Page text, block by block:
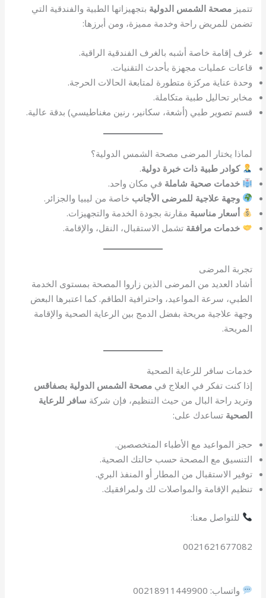
تتميزمصحة الشمس الدولية بتجهيزاتها الطبية والفندقية التي
تضمن للمريض راحة وخدمة مميزة، ومن أبرزها:
غرف إقامة خاصة أشبه بالغرف الفندقية الراقية.
قاعات عمليات مجهزة بأحدث التقنيات.
وحدة عناية مركزة متطورة لمتابعة الحالات الحرجة.
مخابر تحاليل طبية متكاملة.
قسم تصوير طبي (أشعة، سكانير، رنين مغناطيسي) بدقة عالية.
لماذا يختار المرضى مصحة الشمس الدولية؟
كوادر طبية ذات خبرة دولية.
خدمات صحية شاملة في مكان واحد.
وجهة علاجية للمرضى الأجانب خاصة من ليبيا والجزائر.
أسعار مناسبة مقارنة بجودة الخدمة والتجهيزات.
خدمات مرافقة تشمل الاستقبال، النقل، والإقامة.
تجربة المرضى
أشاد العديد من المرضى الذين زاروا المصحة بمستوى الخدمة
الطبي، سرعة المواعيد، واحترافية الطاقم. كما اعتبرها البعض
وجهة علاجية مريحة بفضل الدمج بين الرعاية الصحية والإقامة
المريحة.
خدمات سافر للرعاية الصحية
إذا كنت تفكر في العلاج فيمصحة الشمس الدولية بصفاقس
وتريد راحة البال من حيث التنظيم، فإن شركة سافر للرعاية
الصحية تساعدك على:
حجز المواعيد مع الأطباء المتخصصين.
التنسيق مع المصحة حسب حالتك الصحية.
توفير الاستقبال من المطار أو المنفذ البري.
تنظيم الإقامة والمواصلات لك ولمرافقيك.
للتواصل معنا:
0021621677082
واتساب: 00218911449900